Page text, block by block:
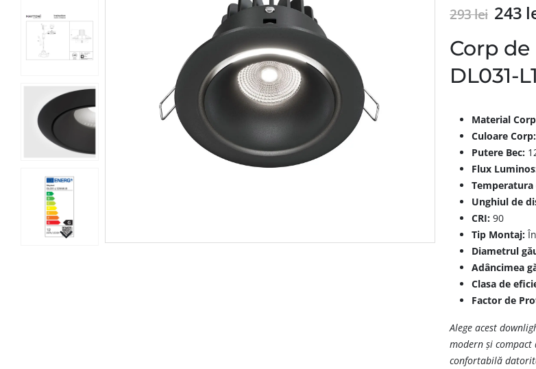
293lei 243
Corp
DL031-
Material
Culoare Corp:
Putere Bec:
Flux
Temperatura
Unghiul de
CRI: 90
Tip Montaj:
Diametrul
Adâncimea
Clasa de
Factor de
Alege acest
modern și
confortabilă